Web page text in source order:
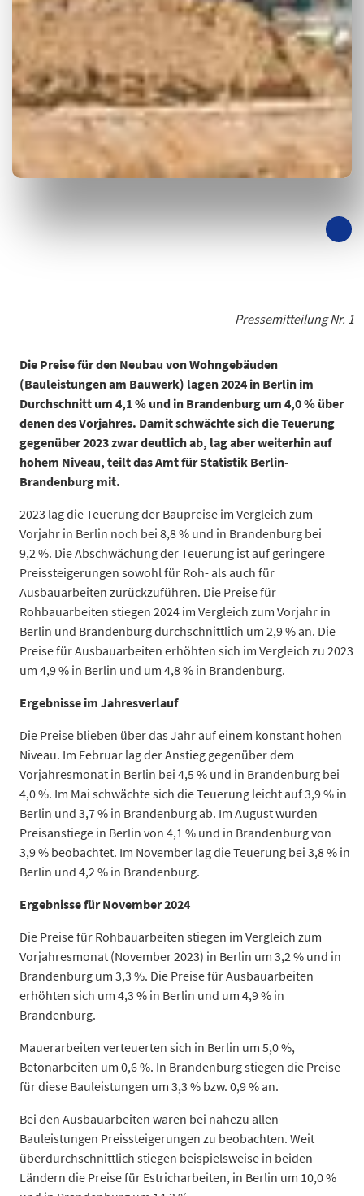
Pressemitteilung Nr. 1
Die Preise für den Neubau von Wohngebäuden
(Bauleistungen am Bauwerk) lagen 2024 in Berlin im
Durchschnitt um 4,1 % und in Brandenburg um 4,0 % über
denen des Vorjahres. Damit schwächte sich die Teuerung
gegenüber 2023 zwar deutlich ab, lag aber weiterhin auf
hohem Niveau, teilt das Amt für Statistik Berlin-
Brandenburg mit.
2023 lag die Teuerung der Baupreise im Vergleich zum
Vorjahr in Berlin noch bei 8,8 % und in Brandenburg bei
9,2 %. Die Abschwächung der Teuerung ist auf geringere
Preissteigerungen sowohl für Roh- als auch für
Ausbauarbeiten zurückzuführen. Die Preise für
Rohbauarbeiten stiegen 2024 im Vergleich zum Vorjahr in
Berlin und Brandenburg durchschnittlich um 2,9 % an. Die
Preise für Ausbauarbeiten erhöhten sich im Vergleich zu 2023
um 4,9 % in Berlin und um 4,8 % in Brandenburg.
Ergebnisse im Jahresverlauf
Die Preise blieben über das Jahr auf einem konstant hohen
Niveau. Im Februar lag der Anstieg gegenüber dem
Vorjahresmonat in Berlin bei 4,5 % und in Brandenburg bei
4,0 %. Im Mai schwächte sich die Teuerung leicht auf 3,9 % in
Berlin und 3,7 % in Brandenburg ab. Im August wurden
Preisanstiege in Berlin von 4,1 % und in Brandenburg von
3,9 % beobachtet. Im November lag die Teuerung bei 3,8 % in
Berlin und 4,2 % in Brandenburg.
Ergebnisse für November 2024
Die Preise für Rohbauarbeiten stiegen im Vergleich zum
Vorjahresmonat (November 2023) in Berlin um 3,2 % und in
Brandenburg um 3,3 %. Die Preise für Ausbauarbeiten
erhöhten sich um 4,3 % in Berlin und um 4,9 % in
Brandenburg.
Mauerarbeiten verteuerten sich in Berlin um 5,0 %,
Betonarbeiten um 0,6 %. In Brandenburg stiegen die Preise
für diese Bauleistungen um 3,3 % bzw. 0,9 % an.
Bei den Ausbauarbeiten waren bei nahezu allen
Bauleistungen Preissteigerungen zu beobachten. Weit
überdurchschnittlich stiegen beispielsweise in beiden
Ländern die Preise für Estricharbeiten, in Berlin um 10,0 %